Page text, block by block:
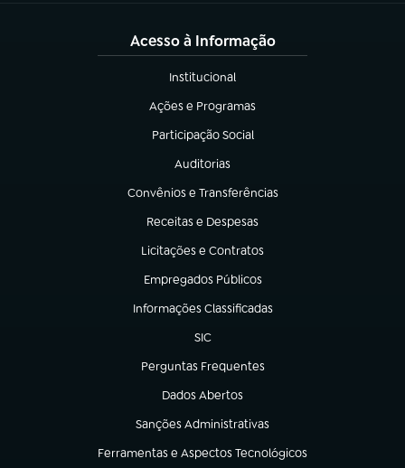
Acesso à Informação
Institucional
(abre em nova aba)
Ações e Programas
(abre em nova aba)
Participação Social
(abre em nova aba)
Auditorias
(abre em nova aba)
Convênios e Transferências
(abre em nova aba)
Receitas e Despesas
(abre em nova aba)
Licitações e Contratos
(abre em nova aba)
Empregados Públicos
(abre em nova aba)
Informações Classificadas
(abre em nova aba)
SIC
(abre em nova aba)
Perguntas Frequentes
(abre em nova aba)
Dados Abertos
(abre em nova aba)
Sanções Administrativas
(abre em nova aba)
Ferramentas e Aspectos Tecnológicos
(abre em nova aba)